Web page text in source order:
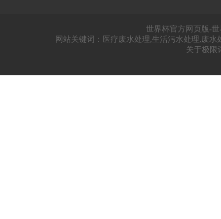
世界杯官方网页版-
网站关键词：医疗废水处理,生活污水处理,废
关于极限